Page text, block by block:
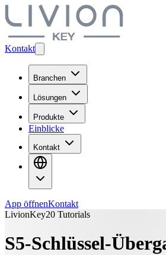
Kontakt
Branchen
Lösungen
Produkte
Einblicke
Kontakt
App öffnenKontakt
LivionKey20 Tutorials
S5-Schlüssel-